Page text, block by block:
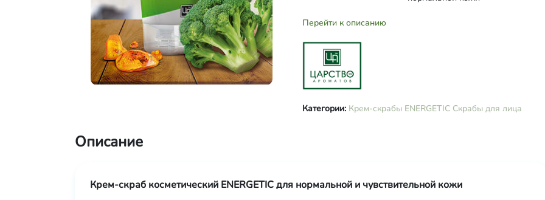
Перейти к описанию
Категории: Крем-скрабы ENERGETIC Скрабы для лица
Описание
Крем-скраб косметический ENERGETIC для нормальной и чувствительной кожи